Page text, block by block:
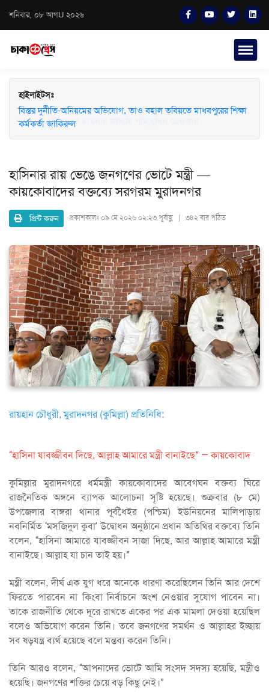
শনিবার, ০৮ আগU ২০২৬
হাইলাইটসঃ
বিস্তর দুর্নীতি-অনিয়মের অভিযোগ, তাও বহাল তবিয়তে মাধবপুরের শিক্ষা
কর্মকর্তা জাকিরুল
হাসিনার রায় ভেঙে জনগণের ভোটে মন্ত্রী —
কায়কোবাদের বক্তব্যে সরগরম মুরাদনগর
প্রিন্ট করুন প্রকাশকালঃ ০৯ মে ২০২৬ ০২:২৩ পূর্বাহ্ণ | ৩৪২ বার পঠিত
রায়হান চৌধুরী, মুরাদনগর (কুমিল্লা) প্রতিনিধি:
“হাসিনা যাবজ্জীবন দিছে, আল্লাহ আমারে মন্ত্রী বানাইছে” — কায়কোবাদ
কুমিল্লার মুরাদনগরে ধর্মমন্ত্রী কায়কোবাদের আবেগঘন বক্তব্য ঘিরে
রাজনৈতিক অঙ্গনে ব্যাপক আলোচনা সৃষ্টি হয়েছে। শুক্রবার (৮ মে)
উপজেলার বাঙ্গরা থানার পূর্বধৈইর (পশ্চিম) ইউনিয়নের মালিপাড়ায়
নবনির্মিত ‘মসজিদুল কুবা’ উদ্বোধন অনুষ্ঠানে প্রধান অতিথির বক্তব্যে তিনি
বলেন, “হাসিনা আমারে যাবজ্জীবন সাজা দিছে, আর আল্লাহ আমারে মন্ত্রী
বানাইছে। আল্লাহ যা চান তাই হয়।”
মন্ত্রী বলেন, দীর্ঘ এক যুগ ধরে অনেকে ধারণা করেছিলেন তিনি আর দেশে
ফিরতে পারবেন না কিংবা নির্বাচনে অংশ নেওয়ার সুযোগ পাবেন না।
তাকে রাজনীতি থেকে দূরে রাখতে একের পর এক মামলা দেওয়া হয়েছিল
বলেও অভিযোগ করেন তিনি। তবে জনগণের সমর্থন ও আল্লাহর ইচ্ছায়
সব ষড়যন্ত্র ব্যর্থ হয়েছে বলে মন্তব্য করেন তিনি।
তিনি আরও বলেন, “আপনাদের ভোটে আমি সংসদ সদস্য হয়েছি, মন্ত্রীও
হয়েছি। জনগণের শক্তির চেয়ে বড় কিছু নেই।”